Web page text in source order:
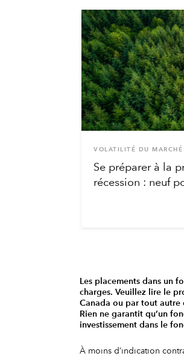
VOLATILITÉ DU MARCHÉ
Se préparer à la
récession : neuf
Les placements dans un
charges. Veuillez lire le
Canada ou par tout autre
Rien ne garantit qu’un
investissement dans le
À moins d’indication